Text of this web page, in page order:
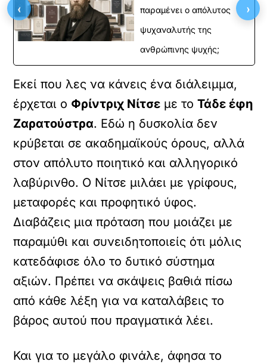
παραμένει ο απόλυτος
ψυχαναλυτής της
ανθρώπινης ψυχής;
Εκεί που λες να κάνεις ένα διάλειμμα,
έρχεται ο Φρίντριχ Νίτσε με τοΤάδε έφη
Ζαρατούστρα. Εδώ η δυσκολία δεν
κρύβεται σε ακαδημαϊκούς όρους, αλλά
στον απόλυτο ποιητικό και αλληγορικό
λαβύρινθο. Ο Νίτσε μιλάει με γρίφους,
μεταφορές και προφητικό ύφος.
Διαβάζεις μια πρόταση που μοιάζει με
παραμύθι και συνειδητοποιείς ότι μόλις
κατεδάφισε όλο το δυτικό σύστημα
αξιών. Πρέπει να σκάψεις βαθιά πίσω
από κάθε λέξη για να καταλάβεις το
βάρος αυτού που πραγματικά λέει.
Και για το μεγάλο φινάλε, άφησα το
‹ ›